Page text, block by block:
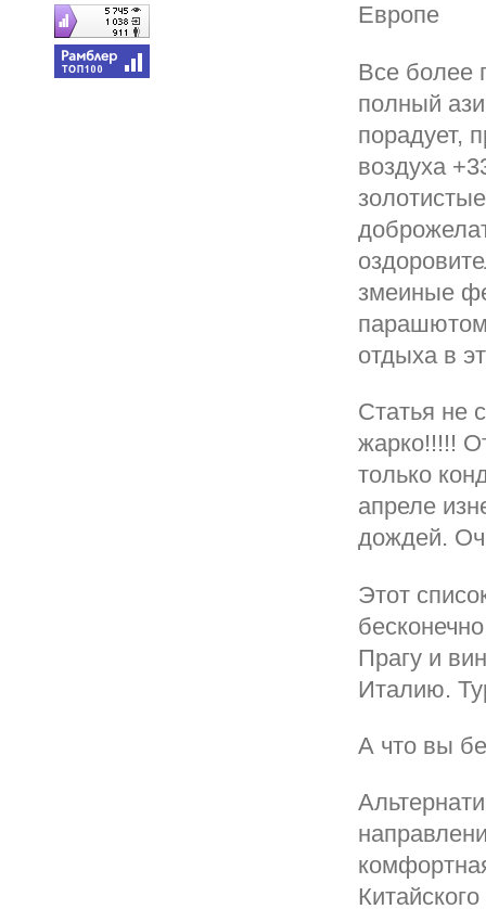
Европе
Все более
полный
порадует,
воздуха
змеиные
парашютом
отдыха в
Статья не
жарко!!!!!
только
апреле
дождей.
Этот
Прагу и
Италию.
А что вы